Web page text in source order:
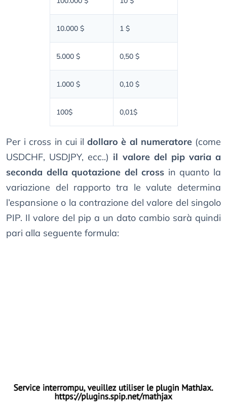
10.000 $ 1 $
5.000 $ 0,50 $
1.000 $ 0,10 $
100$ 0,01$
Per i cross in cui ildollaro è al numeratore(come
USDCHF, USDJPY, ecc..) il valore del pip varia a
seconda della quotazione del cross in quanto la
variazione del rapporto tra le valute determina
l’espansione o la contrazione del valore del singolo
PIP. Il valore del pip a un dato cambio sarà quindi
pari alla seguente formula: